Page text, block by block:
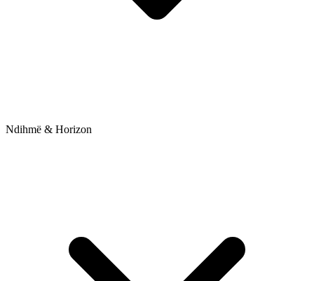
Ndihmë & Horizon